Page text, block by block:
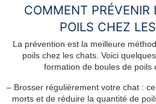
COMMENT PRÉVENIR
POILS CHEZ
La prévention est la meilleure
poils chez les chats. Voici
formation de boules de poils
– Brosser régulièrement votre chat :
morts et de réduire la quantité de